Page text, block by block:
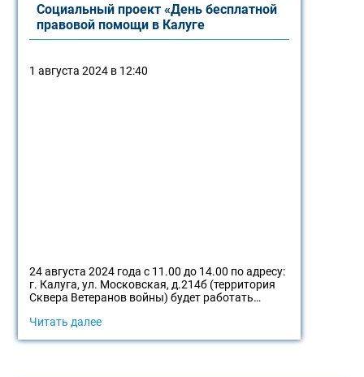
Социальный проект «День бесплатной
правовой помощи в Калуге
1 августа 2024 в 12:40
24 августа 2024 года с 11.00 до 14.00 по адресу:
г. Калуга, ул. Московская, д.214б (территория
Сквера Ветеранов войны) будет работать…
Читать далее